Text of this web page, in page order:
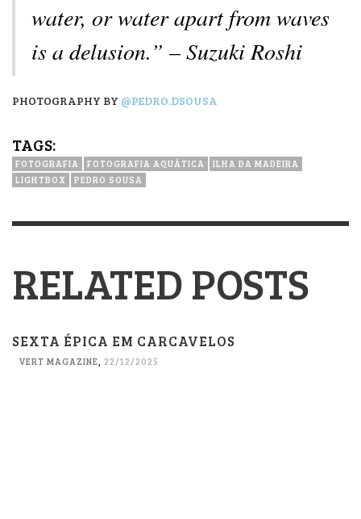
water, or water apart from waves
is a delusion.” – Suzuki Roshi
PHOTOGRAPHY BY @PEDRO.DSOUSA
TAGS:
FOTOGRAFIA FOTOGRAFIA AQUÁTICA
ILHA DA MADEIRA
LIGHTBOX
PEDRO SOUSA
RELATED POSTS
SEXTA ÉPICA EM CARCAVELOS
VERT MAGAZINE 22/12/2025